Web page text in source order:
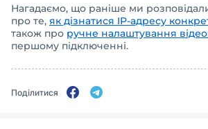
Нагадаємо, що раніше ми
про те, як дізнатися IP-адресу
також про ручне налаштування
першому підключенні.
Поділитися